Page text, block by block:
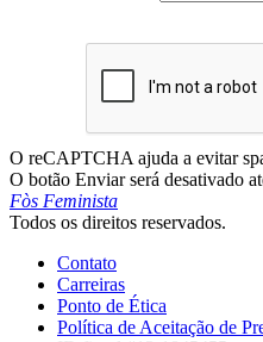
O reCAPTCHA ajuda a evitar
O botão Enviar será desativado
Fòs Feminista
Todos os direitos reservados.
Contato
Carreiras
Ponto de Ética
Política de Aceitação de